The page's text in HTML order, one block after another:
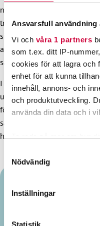
Ansvarsfull användning
Vi och våra 1 partners
som t.ex. ditt IP-
cookies för att lagra och
enhet för att kunna
innehåll, annons- och
och produktutveckling.
använda din data och i
Ta reda på mer om hur
Du kan ändra eller dra
Vi använder
för sociala medier och
Nödvändig
Inställningar
nå arbetsfred inom hela den
tro att statsmakten i den
situationen skulle vara
arbetsfreden till exempel
säkerhetsbranscherna.
I den här bloggtexten har
ur den offentliga sektorns
förhandlingarna inom JHL:s
samma vis och av samma
har kunnat påverka det.